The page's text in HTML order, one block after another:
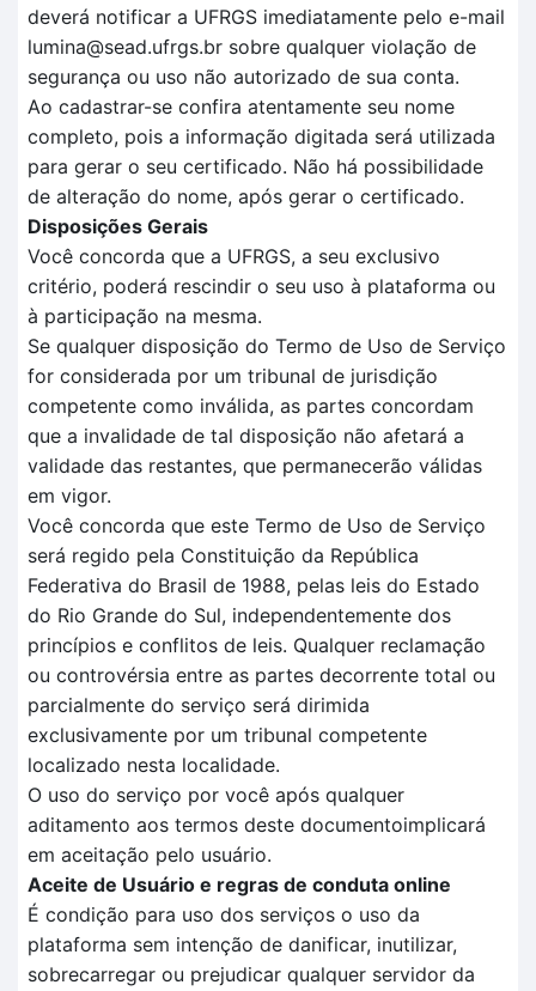
deverá notificar a UFRGS imediatamente pelo e-mail
lumina@sead.ufrgs.br sobre qualquer violação de
segurança ou uso não autorizado de sua conta.
Ao cadastrar-se confira atentamente seu nome
completo, pois a informação digitada será utilizada
para gerar o seu certificado. Não há possibilidade
de alteração do nome, após gerar o certificado.
Disposições Gerais
Você concorda que a UFRGS, a seu exclusivo
critério, poderá rescindir o seu uso à plataforma ou
à participação na mesma.
Se qualquer disposição do Termo de Uso de Serviço
for considerada por um tribunal de jurisdição
competente como inválida, as partes concordam
que a invalidade de tal disposição não afetará a
validade das restantes, que permanecerão válidas
em vigor.
Você concorda que este Termo de Uso de Serviço
será regido pela Constituição da República
Federativa do Brasil de 1988, pelas leis do Estado
do Rio Grande do Sul, independentemente dos
princípios e conflitos de leis. Qualquer reclamação
ou controvérsia entre as partes decorrente total ou
parcialmente do serviço será dirimida
exclusivamente por um tribunal competente
localizado nesta localidade.
O uso do serviço por você após qualquer
aditamento aos termos deste documentoimplicará
em aceitação pelo usuário.
Aceite de Usuário e regras de conduta online
É condição para uso dos serviços o uso da
plataforma sem intenção de danificar, inutilizar,
sobrecarregar ou prejudicar qualquer servidor da